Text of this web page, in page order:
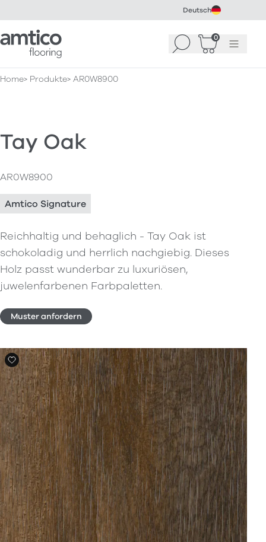
Deutsch
Amtico Flooring Suchen 0
WarenkorbMenü
Home Produkte AR0W8900
Tay Oak
AR0W8900
Amtico Signature
Reichhaltig und behaglich - Tay Oak ist
schokoladig und herrlich nachgiebig. Dieses
Holz passt wunderbar zu luxuriösen,
juwelenfarbenen Farbpaletten.
Muster anfordern